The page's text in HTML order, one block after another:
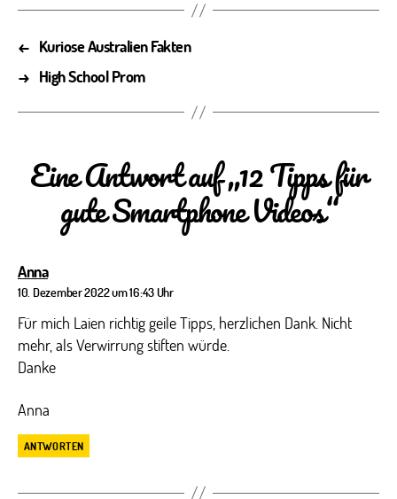
← Kuriose Australien Fakten
→ High School Prom
Eine Antwort auf „12 Tipps für
gute Smartphone Videos“
Annasagt:
10. Dezember 2022 um 16:43 Uhr
Für mich Laien richtig geile Tipps, herzlichen Dank. Nicht
mehr, als Verwirrung stiften würde.
Danke
Anna
ANTWORTEN